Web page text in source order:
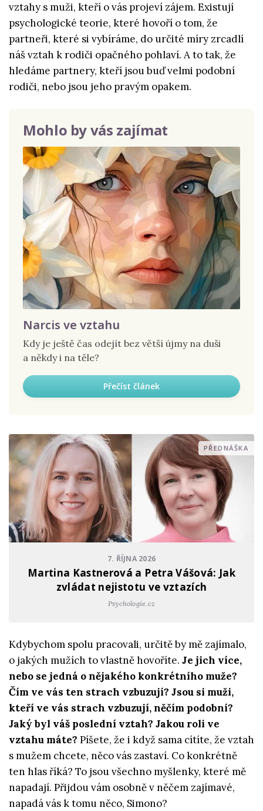
vztahy s muži, kteří o vás projeví zájem. Existují
psychologické teorie, které hovoří o tom, že
partneři, které si vybíráme, do určité míry zrcadlí
náš vztah k rodiči opačného pohlaví. A to tak, že
hledáme partnery, kteří jsou buď velmi podobní
rodiči, nebo jsou jeho pravým opakem.
Mohlo by vás zajímat
Narcis ve vztahu
Kdy je ještě čas odejít bez větší újmy na duši
a někdy i na těle?
Přečíst článek
PŘEDNÁŠKA
7. ŘÍJNA 2026
Martina Kastnerová a Petra Vášová: Jak
zvládat nejistotu ve vztazích
Psychologie.cz
Kdybychom spolu pracovali, určitě by mě zajímalo,
o jakých mužích to vlastně hovoříte. Je jich více,
nebo se jedná o nějakého konkrétního muže?
Čím ve vás ten strach vzbuzují? Jsou si muži,
kteří ve vás strach vzbuzují, něčím podobní?
Jaký byl váš poslední vztah? Jakou roli ve
vztahu máte? Píšete, že i když sama cítíte, že vztah
s mužem chcete, něco vás zastaví. Co konkrétně
ten hlas říká? To jsou všechno myšlenky, které mě
napadají. Přijdou vám osobně v něčem zajímavé,
napadá vás k tomu něco, Simono?